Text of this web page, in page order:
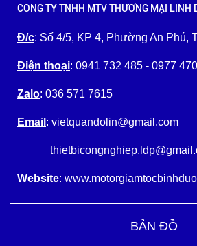
CÔNG TY TNHH MTV THƯƠNG MẠI LINH
Đ/c: Số 4/5, KP 4, Phường An Phú,
Điện thoại: 0941 732 485 - 0977
Zalo: 036 571 7615
Email : vietquandolin@gmail.com
Website:
BẢN ĐỒ